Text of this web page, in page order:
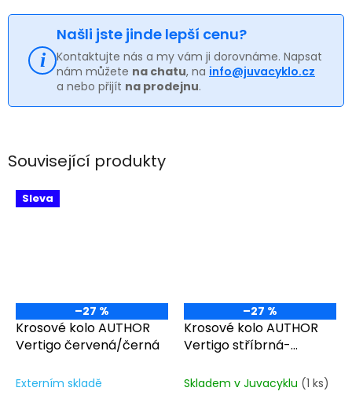
Našli jste jinde lepší cenu?
Kontaktujte nás a my vám ji dorovnáme. Napsat
nám můžete na chatu, na info@juvacyklo.cz
a nebo přijít na prodejnu.
Související produkty
Sleva
–27 %
Krosové kolo AUTHOR
Vertigo červená/černá
Externím skladě
–27 %
Krosové kolo AUTHOR
Vertigo stříbrná-
Skladem v Juvacyklu (1 ks)